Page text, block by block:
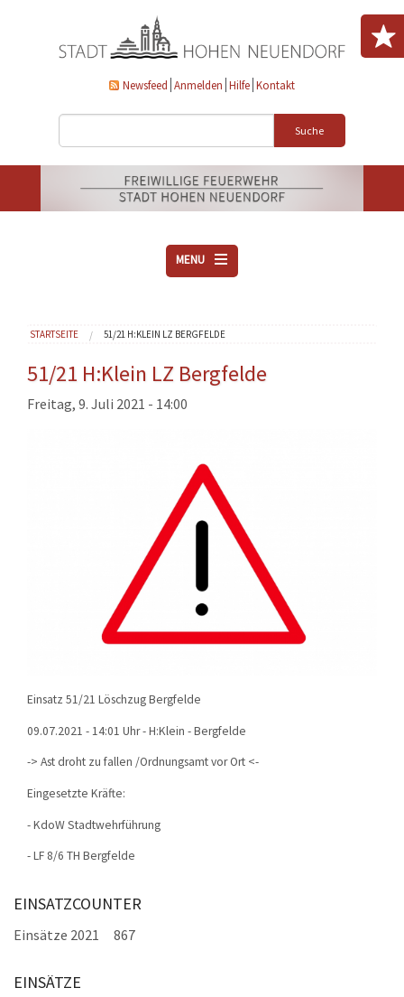
Newsfeed Anmelden Hilfe Kontakt
Suche
MENU
VEREINE
AKTUELLES
DOWNLOADS
EINSÄTZE
Sie sind hier
STARTSEITE 51/21 H:KLEIN LZ BERGFELDE
51/21 H:Klein LZ Bergfelde
Freitag, 9. Juli 2021 - 14:00
Einsatz 51/21 Löschzug Bergfelde
09.07.2021 - 14:01 Uhr - H:Klein - Bergfelde
-> Ast droht zu fallen /Ordnungsamt vor Ort <-
Eingesetzte Kräfte:
- KdoW Stadtwehrführung
-LF 8/6 TH Bergfelde
EINSATZCOUNTER
Einsätze 2021 867
EINSÄTZE